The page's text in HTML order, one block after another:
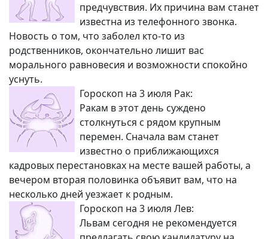
предчувствия. Их причина вам станет
известна из телефонного звонка.
Новость о том, что заболел кто-то из
родственников, окончательно лишит вас
морального равновесия и возможности спокойно
уснуть.
Гороскоп на 3 июля Рак:
Ракам в этот день суждено
столкнуться с рядом крупным
перемен. Сначала вам станет
известно о приближающихся
кадровых перестановках на месте вашей работы, а
вечером вторая половинка объявит вам, что на
несколько дней уезжает к родным.
Гороскоп на 3 июля Лев:
Львам сегодня не рекомендуется